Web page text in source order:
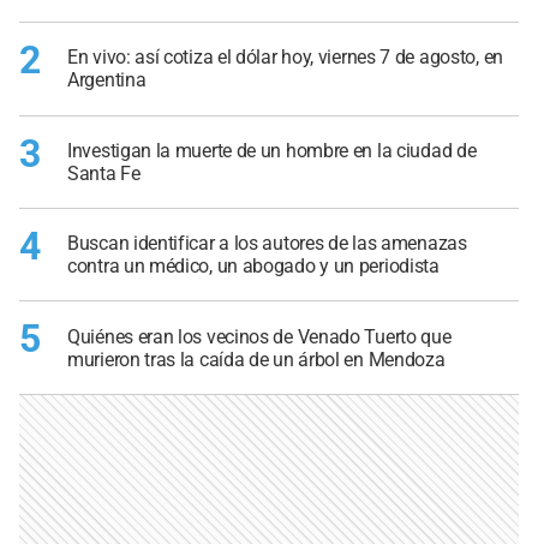
2
En vivo: así cotiza el dólar hoy, viernes 7 de agosto, en
Argentina
3
Investigan la muerte de un hombre en la ciudad de
Santa Fe
4
Buscan identificar a los autores de las amenazas
contra un médico, un abogado y un periodista
5
Quiénes eran los vecinos de Venado Tuerto que
murieron tras la caída de un árbol en Mendoza